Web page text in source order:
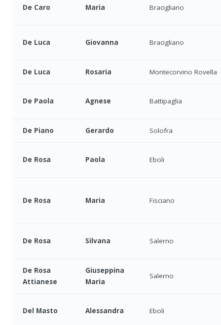
De Caro Maria Bracigliano
De Luca Giovanna Bracigliano
De Luca Rosaria Montecorvino Rovella
De Paola Agnese Battipaglia
De Piano Gerardo Solofra
De Rosa Paola Eboli
De Rosa Maria Fisciano
De Rosa Silvana Salerno
De Rosa
Attianese
Giuseppina
Maria
Salerno
Del Masto Alessandra Eboli